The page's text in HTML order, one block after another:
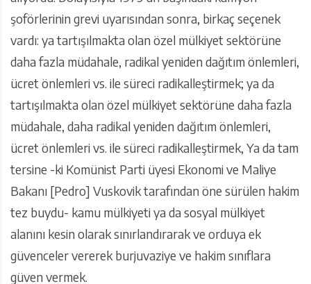
şoförlerinin grevi uyarısından sonra, birkaç seçenek
vardı: ya tartışılmakta olan özel mülkiyet sektörüne
daha fazla müdahale, radikal yeniden dağıtım önlemleri,
ücret önlemleri vs. ile süreci radikalleştirmek; ya da
tartışılmakta olan özel mülkiyet sektörüne daha fazla
müdahale, daha radikal yeniden dağıtım önlemleri,
ücret önlemleri vs. ile süreci radikalleştirmek, Ya da tam
tersine -ki Komünist Parti üyesi Ekonomi ve Maliye
Bakanı [Pedro] Vuskovik tarafından öne sürülen hakim
tez buydu- kamu mülkiyeti ya da sosyal mülkiyet
alanını kesin olarak sınırlandırarak ve orduya ek
güvenceler vererek burjuvaziye ve hakim sınıflara
güven vermek.